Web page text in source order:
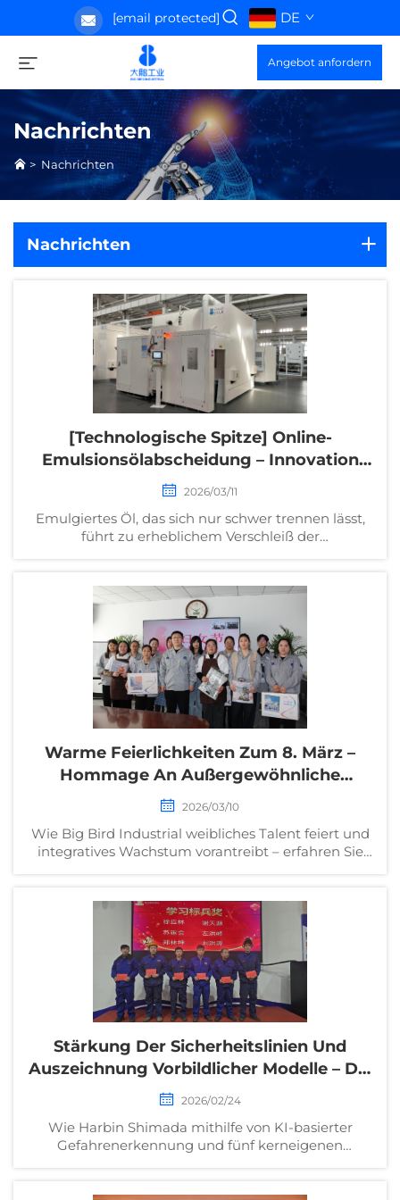
[email protected] DE
Angebot anfordern
Nachrichten
> Nachrichten
Nachrichten
[Technologische Spitze] Online-
Emulsionsölabscheidung – Innovation
Zur Kostenreduktion
2026/03/11
Emulgiertes Öl, das sich nur schwer trennen lässt,
führt zu erheblichem Verschleiß der
vollständig manuell eingegeben, wodurch häufig
Fehler auftreten und die Ausschussrate der
Werkstücke stark ansteigt. Herkömmliche
Anlagen...
Warme Feierlichkeiten Zum 8. März –
Hommage An Außergewöhnliche
Frauen: Big Bird Industrial Veranstaltet
Der Frauen
2026/03/10
Wie Big Bird Industrial weibliches Talent feiert und
integratives Wachstum vorantreibt – erfahren Sie
sowie ihr Engagement für die Förderung von
Frauen. Jetzt entdecken.
Stärkung Der Sicherheitslinien Und
Auszeichnung Vorbildlicher Modelle – Die
Preisverleihungszeremonie Der
Sonderkampagne Zur
Sicherheitssteigerung Für Alle
Mitarbeiter Der Produktionsabteilung
2026/02/24
Wie Harbin Shimada mithilfe von KI-basierter
Gefahrenerkennung und fünf kerneigenen